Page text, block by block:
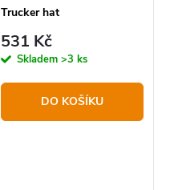
Trucker hat
531 Kč
Skladem >3 ks
DO KOŠÍKU